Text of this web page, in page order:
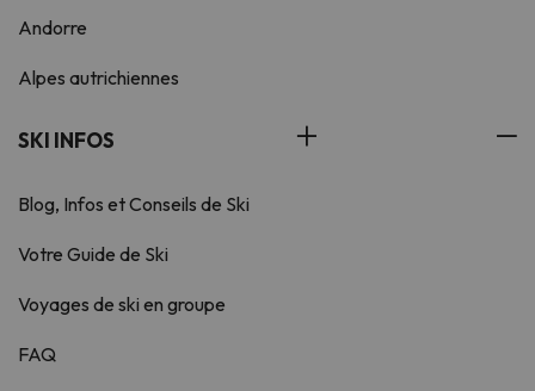
Andorre
Alpes autrichiennes
SKI INFOS
Blog, Infos et Conseils de Ski
Votre Guide de Ski
Voyages de ski en groupe
FAQ